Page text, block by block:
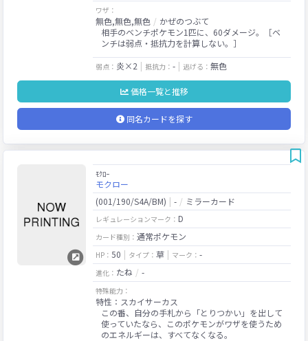
ワザ：
無色,無色,無色
かぜのつぶて
相手のベンチポケモン1匹に、60ダメージ。［ベ
ンチは弱点・抵抗力を計算しない。］
弱点： 炎×2 抵抗力： - 逃げる： 無色
価格一覧と推移
同名カードを探す
ﾓｸﾛｰ
モクロー
(001/190/S4A/BM)
- ミラーカード
レギュレーションマーク： D
カード種別： 通常ポケモン
HP： 50 タイプ： 草 マーク： -
進化： たね -
特殊能力：
特性：スカイサーカス
この番、自分の手札から「とりつかい」を出して
使っていたなら、このポケモンがワザを使うため
のエネルギーは、すべてなくなる。